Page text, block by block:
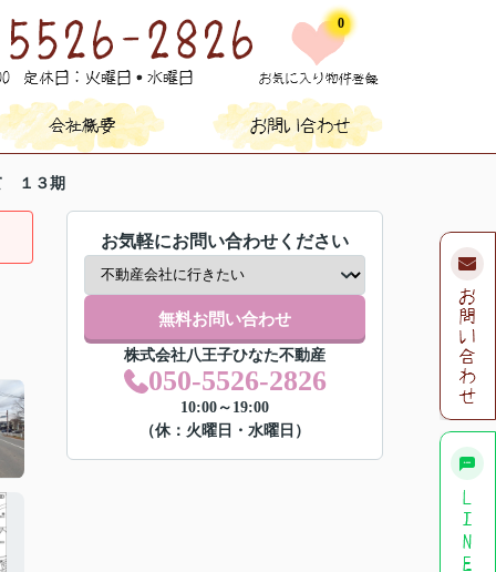
0
１３期
お気軽にお問い合わせください
無料お問い合わせ
株式会社八王子ひなた不動産
050-5526-2826
10:00～19:00
（休：火曜日・水曜日）